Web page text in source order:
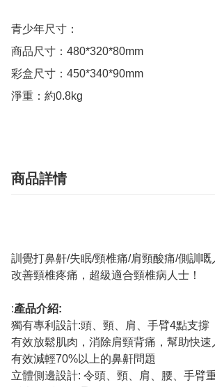
青少年尺寸：
商品尺寸：480*320*80mm
彩盒尺寸：450*340*90mm
淨重：約0.8kg
商品詳情
訓覺打鼻鼾/失眠/頸椎痛/肩頸酸痛/側訓嘅
改善頸椎疼痛，超級適合頸椎病人士！
:產品介紹:
獨有專利設計:頭、頸、肩、手臂4點支撐
有效放鬆肌肉，消除肩頸背痛，幫助快速
有效減輕70%以上的鼻鼾問題
立體側邊設計: 令頭、頸、肩、腰、手臂